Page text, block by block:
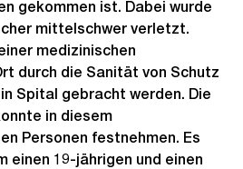
gekommen ist. Dabei wurde
mittelschwer verletzt.
medizinischen
durch die Sanität von Schutz
Spital gebracht werden. Die
in diesem
Personen festnehmen. Es
einen 19-jährigen und einen